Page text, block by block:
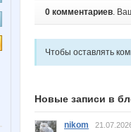
0 комментариев.
Чтобы оставлять
Новые записи в
nikom